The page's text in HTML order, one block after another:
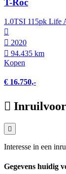
T-Roc
1.0TSI 115pk Life
2020
94.435 km
Kopen
€ 16.750,-
Interesse in een
Gegevens huidig